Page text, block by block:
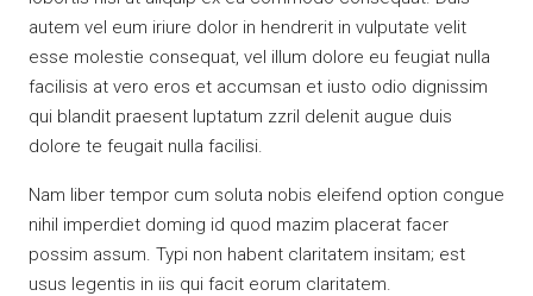
autem vel eum iriure dolor in hendrerit in vulputate velit
esse molestie consequat, vel illum dolore eu feugiat nulla
facilisis at vero eros et accumsan et iusto odio dignissim
qui blandit praesent luptatum zzril delenit augue duis
dolore te feugait nulla facilisi.
Nam liber tempor cum soluta nobis eleifend option congue
nihil imperdiet doming id quod mazim placerat facer
possim assum. Typi non habent claritatem insitam; est
usus legentis in iis qui facit eorum claritatem.